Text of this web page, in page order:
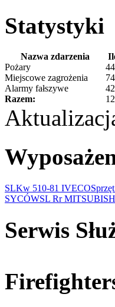
Statystyki
Nazwa zdarzenia
Pożary
Miejscowe zagrożenia
Alarmy fałszywe
42
Razem:
SLKw 510-81 IVECO
SYCÓWSL Rr
Serwis